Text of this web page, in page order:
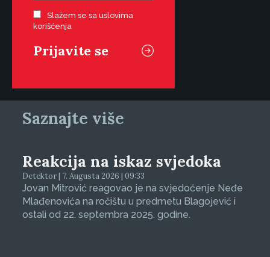
Slažem se sa uslovima
korišćenja
Saznajte više
Reakcija na iskaz svjedoka
Detektor | 7. Augusta 2026 | 09:33
Jovan Mitrović reagovao je na svjedočenje Neđe
Mlađenovića na ročištu u predmetu Blagojević i
ostali od 22. septembra 2025. godine.